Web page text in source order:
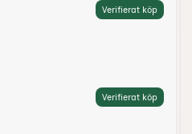
Verifierat köp
Verifierat köp